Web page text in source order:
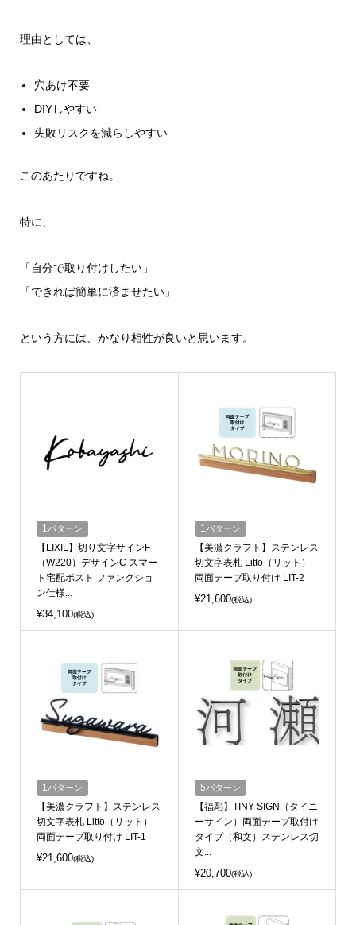
理由としては、
穴あけ不要
DIYしやすい
失敗リスクを減らしやすい
このあたりですね。
特に、
「自分で取り付けしたい」
「できれば簡単に済ませたい」
という方には、かなり相性が良いと思います。
1 パターン
【LIXIL】切り文字サインF
（W220）デザインC スマー
ト宅配ポスト ファンクショ
ン仕様...
¥34,100(税込)
1 パターン
【美濃クラフト】ステンレス
切文字表札 Litto（リット）
両面テープ取り付け LIT-2
¥21,600(税込)
1 パターン
【美濃クラフト】ステンレス
切文字表札 Litto（リット）
両面テープ取り付け LIT-1
¥21,600(税込)
5パターン
【福彫】TINY SIGN（タイニ
ーサイン）両面テープ取付け
タイプ（和文）ステンレス切
文...
¥20,700(税込)